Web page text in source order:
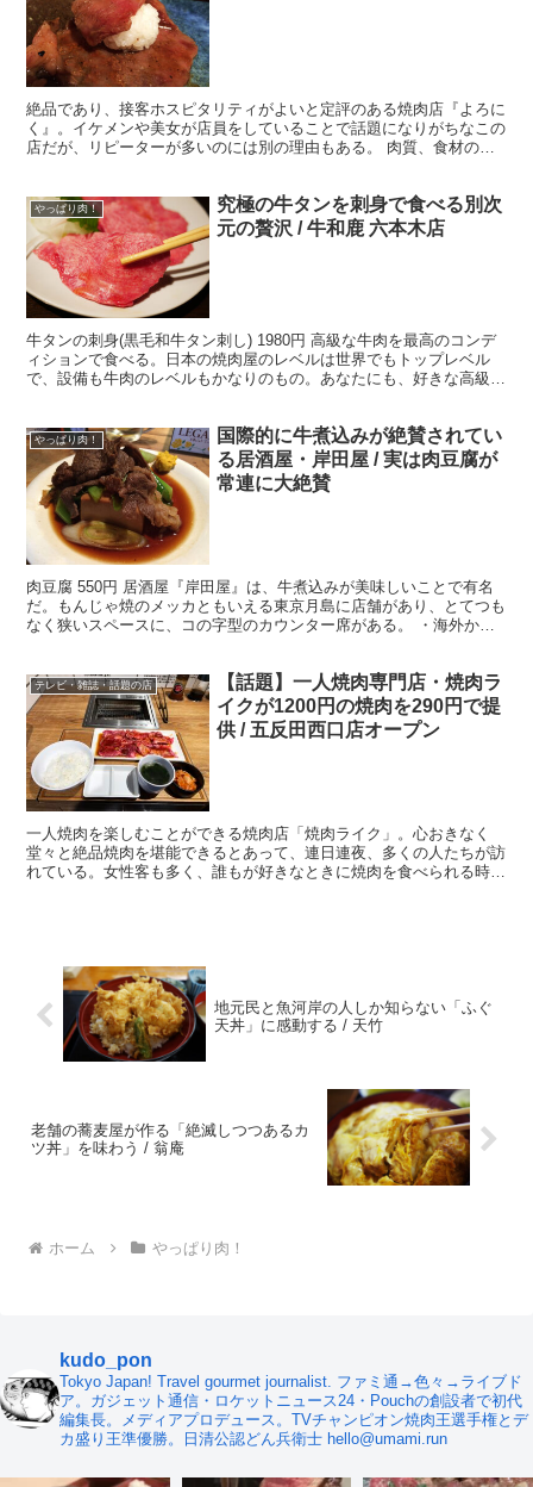
絶品であり、接客ホスピタリティがよいと定評のある焼肉店『よろに
く』。イケメンや美女が店員をしていることで話題になりがちなこの
店だが、リピーターが多いのには別の理由もある。 肉質、食材の仕
やっぱり肉！
究極の牛タンを刺身で食べる別次
元の贅沢 / 牛和鹿 六本木店
牛タンの刺身(黒毛和牛タン刺し) 1980円 高級な牛肉を最高のコンデ
ィションで食べる。日本の焼肉屋のレベルは世界でもトップレベル
で、設備も牛肉のレベルもかなりのもの。あなたにも、好きな高級焼
やっぱり肉！
国際的に牛煮込みが絶賛されてい
る居酒屋・岸田屋 / 実は肉豆腐が
常連に大絶賛
肉豆腐 550円 居酒屋『岸田屋』は、牛煮込みが美味しいことで有名
だ。もんじゃ焼のメッカともいえる東京月島に店舗があり、とてつも
なく狭いスペースに、コの字型のカウンター席がある。 ・海外から
テレビ・雑誌・話題の店
【話題】一人焼肉専門店・焼肉ラ
イクが1200円の焼肉を290円で提
供 / 五反田西口店オープン
一人焼肉を楽しむことができる焼肉店「焼肉ライク」。心おきなく
堂々と絶品焼肉を堪能できるとあって、連日連夜、多くの人たちが訪
れている。女性客も多く、誰もが好きなときに焼肉を食べられる時代
地元民と魚河岸の人しか知らない「ふぐ
天丼」に感動する / 天竹
老舗の蕎麦屋が作る「絶滅しつつあるカ
ツ丼」を味わう / 翁庵
ホーム やっぱり肉！
kudo_pon
Tokyo Japan! Travel gourmet journalist. ファミ通→色々→ライブド
ア。ガジェット通信・ロケットニュース24・Pouchの創設者で初代
編集長。メディアプロデュース。TVチャンピオン焼肉王選手権とデ
カ盛り王準優勝。日清公認どん兵衛士 hello@umami.run